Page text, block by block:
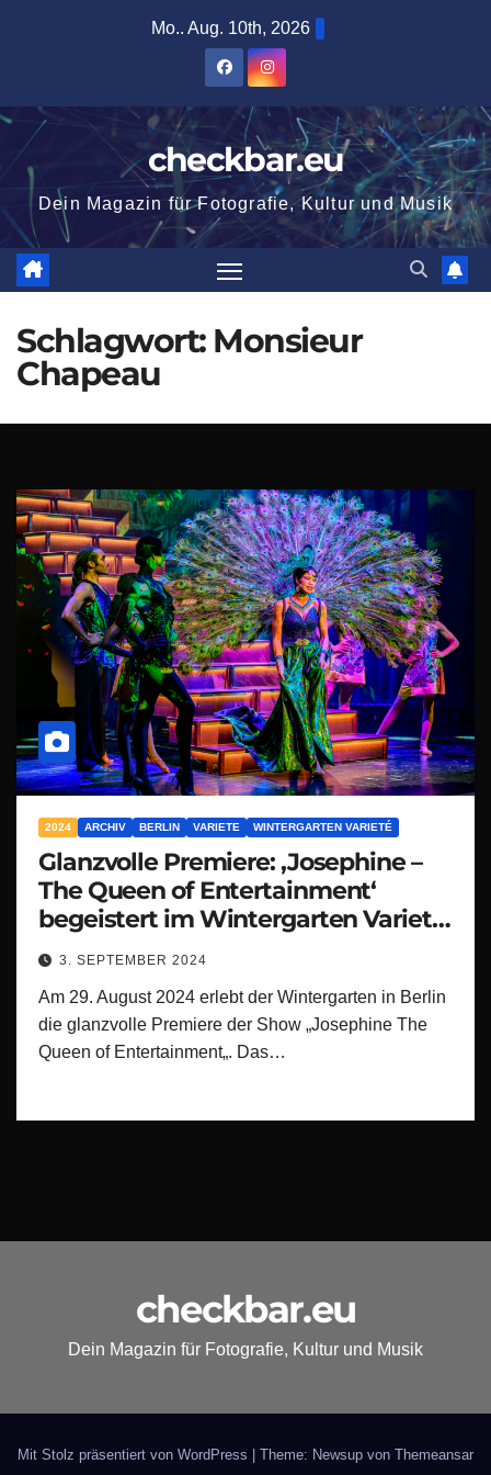
Mo.. Aug. 10th, 2026
checkbar.eu
Dein Magazin für Fotografie, Kultur und Musik
Schlagwort: Monsieur
Chapeau
2024 ARCHIV BERLIN VARIETE WINTERGARTEN VARIETÉ
Glanzvolle Premiere: ‚Josephine –
The Queen of Entertainment‘
begeistert im Wintergarten Varieté
Berlin
3. SEPTEMBER 2024
Am 29. August 2024 erlebt der Wintergarten in Berlin
die glanzvolle Premiere der Show „Josephine The
Queen of Entertainment„. Das…
checkbar.eu
Dein Magazin für Fotografie, Kultur und Musik
Mit Stolz präsentiert von WordPress Theme: Newsup von Themeansar